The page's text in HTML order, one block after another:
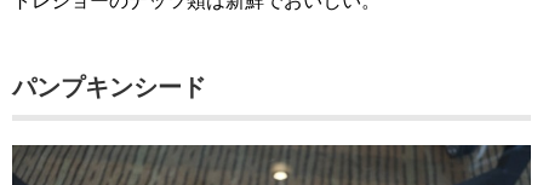
パンプキンシード